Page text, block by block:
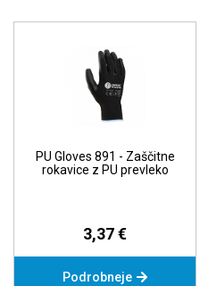
PU Gloves 891 - Zaščitne
rokavice z PU prevleko
3,37 €
Podrobneje